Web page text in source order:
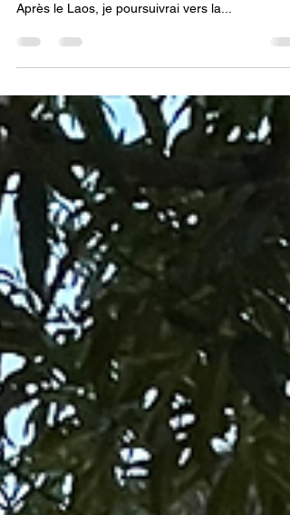
2ème étape de mon roadtrip en Asie. J'ai
commencé par 1 mois au Vietnam (Lire la